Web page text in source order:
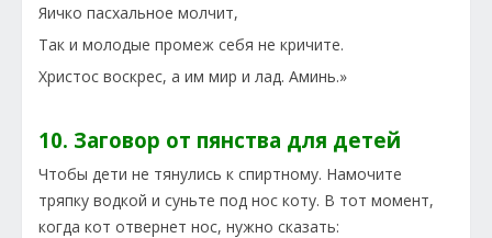
Яичко пасхальное молчит,
Так и молодые промеж себя не кричите.
Христос воскрес, а им мир и лад. Аминь.»
10. Заговор от пянства для детей
Чтобы дети не тянулись к спиртному. Намочите
тряпку водкой и суньте под нос коту. В тот момент,
когда кот отвернет нос, нужно сказать: